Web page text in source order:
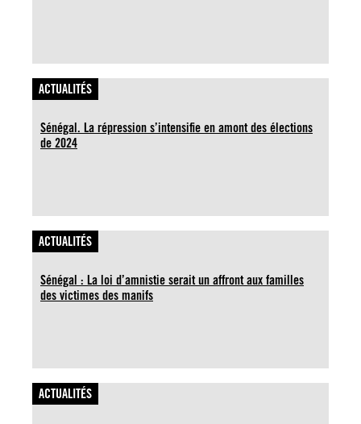
ACTUALITÉS
Sénégal. La répression s’intensifie en amont des élections
de 2024
ACTUALITÉS
Sénégal : La loi d’amnistie serait un affront aux familles
des victimes des manifs
ACTUALITÉS